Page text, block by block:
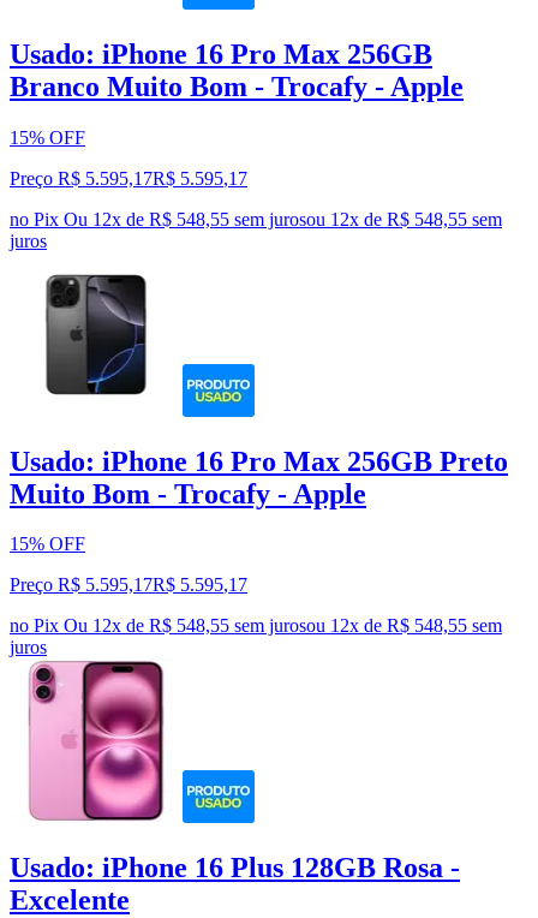
Usado: iPhone 16 Pro Max 256GB
Branco Muito Bom - Trocafy - Apple
15% OFF
Preço R$ 5.595,17R$ 5.595,17
no Pix Ou 12x de R$ 548,55 sem jurosou 12x de R$ 548,55 sem
juros
Usado: iPhone 16 Pro Max 256GB Preto
Muito Bom - Trocafy - Apple
15% OFF
Preço R$ 5.595,17R$ 5.595,17
no Pix Ou 12x de R$ 548,55 sem jurosou 12x de R$ 548,55 sem
juros
Usado: iPhone 16 Plus 128GB Rosa -
Excelente